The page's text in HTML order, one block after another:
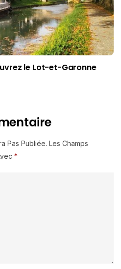
le Lot-et-Garonne
Pas Publiée. Les Champs
*